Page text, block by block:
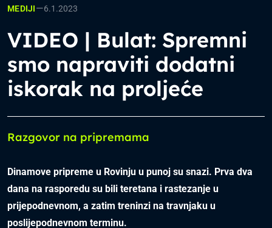
MEDIJI—6.1.2023
VIDEO | Bulat: Spremni
smo napraviti dodatni
iskorak na proljeće
Razgovor na pripremama
Dinamove pripreme u Rovinju u punoj su snazi. Prva dva
dana na rasporedu su bili teretana i rastezanje u
prijepodnevnom, a zatim treninzi na travnjaku u
poslijepodnevnom terminu.